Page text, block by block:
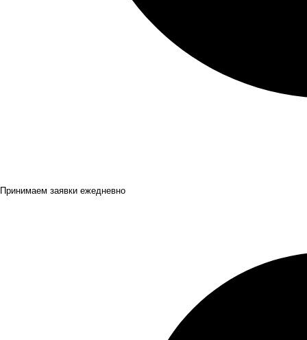
Принимаем заявки ежедневно